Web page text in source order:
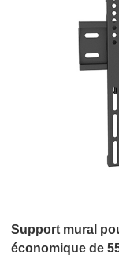
Support mural
économique de